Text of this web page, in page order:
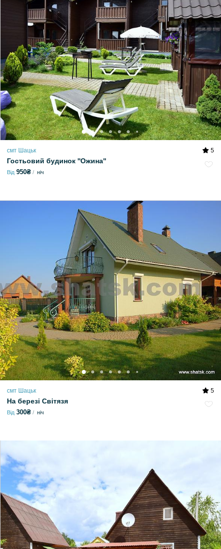
смт Шацьк 5
Гостьовий будинок ''Ожина''
Від 950₴ ніч
смт Шацьк 5
На березі Світязя
Від 300₴ ніч